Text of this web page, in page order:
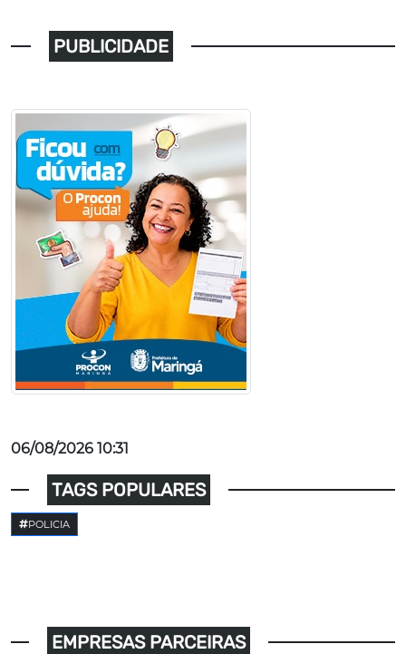
PUBLICIDADE
06/08/2026 10:31
TAGS POPULARES
POLICIA
EMPRESAS PARCEIRAS